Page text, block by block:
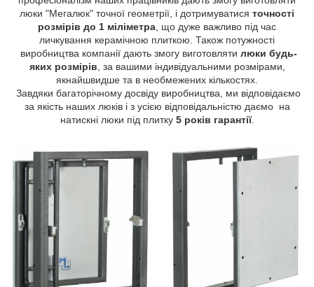
люки "Мегалюк" точної геометрії, і дотримуватися точності
розмірів до 1 міліметра , що дуже важливо під час
личкування керамічною плиткою. Також потужності
виробництва компанії дають змогу виготовляти люки будь-
яких розмірів , за вашими індивідуальними розмірами,
якнайшвидше та в необмежених кількостях.
Завдяки багаторічному досвіду виробництва, ми відповідаємо
за якість наших люків і з усією відповідальністю даємо на
натискні люки під плитку 5 років гарантії.